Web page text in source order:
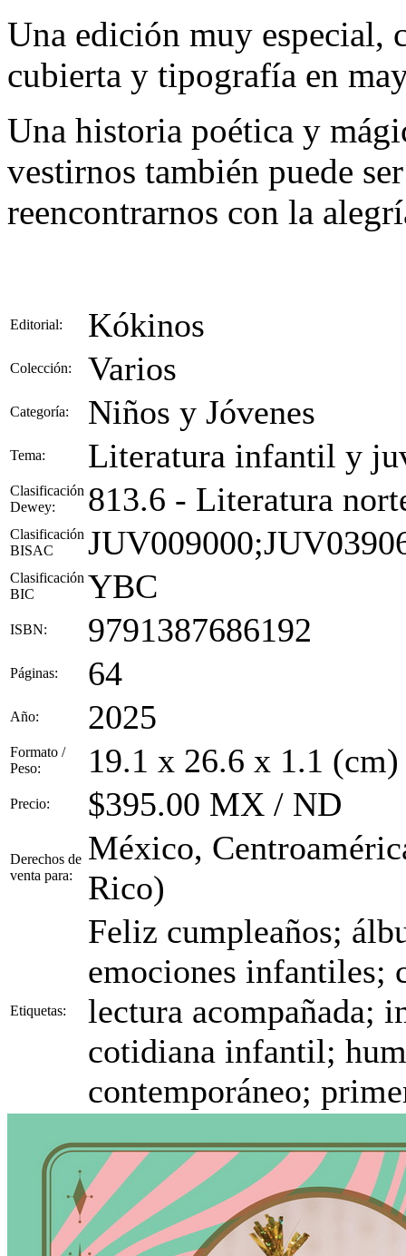
Una edición muy especial,
cubierta y tipografía en
Una historia poética y
vestirnos también puede
reencontrarnos con la
Editorial: Kókinos
Colección: Varios
Categoría: Niños y Jóvenes
Tema: Literatura infantil y
Clasificación
Dewey:
813.6 - Literatura
Clasificación
BISAC
Clasificación
BIC
YBC
ISBN: 9791387686192
Páginas: 64
Año: 2025
Formato /
Peso:
19.1 x 26.6 x 1.1
Precio: $395.00 MX / ND
Derechos de
venta para:
México,
Rico)
Etiquetas:
Feliz cumpleaños;
emociones infantiles;
lectura acompañada;
cotidiana infantil;
contemporáneo;